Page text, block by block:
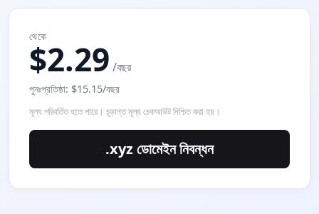
থেকে
$2.29 /বছর
পুনঃপ্রতিষ্ঠা: $15.15/বছর
মূল্য পরিবর্তিত হতে পারে। চূড়ান্ত মূল্য চেকআউট নিশ্চিত করা হয়।
.xyz ডোমেইন নিবন্ধন